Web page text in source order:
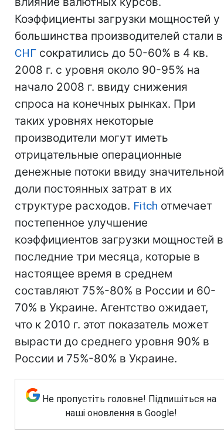
Коэффициенты загрузки мощностей у
большинства производителей стали в
СНГ сократились до 50-60% в 4 кв.
2008 г. с уровня около 90-95% на
начало 2008 г. ввиду снижения
спроса на конечных рынках. При
таких уровнях некоторые
производители могут иметь
отрицательные операционные
денежные потоки ввиду значительной
доли постоянных затрат в их
структуре расходов. Fitch отмечает
постепенное улучшение
коэффициентов загрузки мощностей в
последние три месяца, которые в
настоящее время в среднем
составляют 75%-80% в России и 60-
70% в Украине. Агентство ожидает,
что к 2010 г. этот показатель может
вырасти до среднего уровня 90% в
России и 75%-80% в Украине.
Не пропустіть головне! Підпишіться на
наші оновлення в Google!